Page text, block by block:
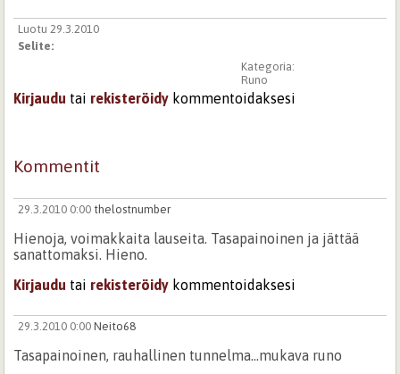
Luotu 29.3.2010
Selite:
Kategoria:
Runo
Kirjaudu tai rekisteröidy kommentoidaksesi
Kommentit
29.3.2010 0:00 thelostnumber
Hienoja, voimakkaita lauseita. Tasapainoinen ja jättää
sanattomaksi. Hieno.
Kirjaudu tai rekisteröidy kommentoidaksesi
29.3.2010 0:00 Neito68
Tasapainoinen, rauhallinen tunnelma...mukava runo